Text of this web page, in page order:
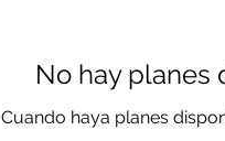
No hay planes
Cuando haya planes